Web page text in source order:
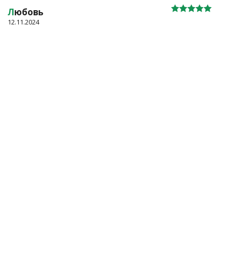
Любовь
12.11.2024